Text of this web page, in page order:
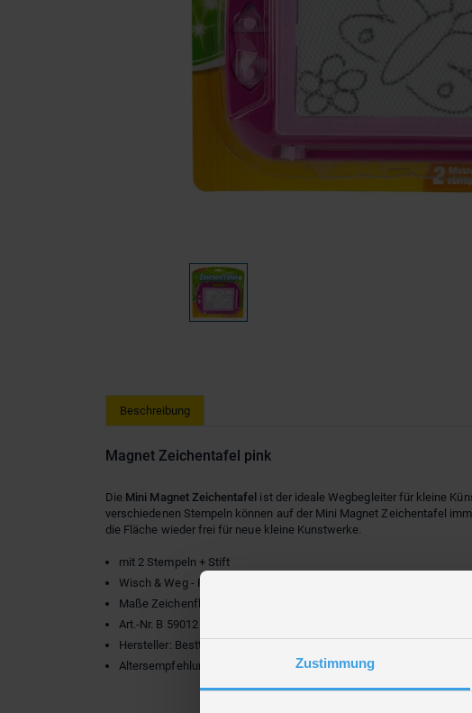
Zustimmung
Beschreibung
Magnet Zeichentafel pink
Die Mini Magnet Zeichentafel ist der ideale Wegbegleiter für kleine
verschiedenen Stempeln können auf der Mini Magnet Zeichentafel
die Fläche wieder frei für neue kleine Kunstwerke.
mit 2 Stempeln + Stift
Wisch & Weg - Funktion
Maße Zeichenfläche: ca. 12 x 8,5 cm
Art.-Nr. B 59012
Hersteller: Besttoy
Altersempfehlung: ab 3 Jahren